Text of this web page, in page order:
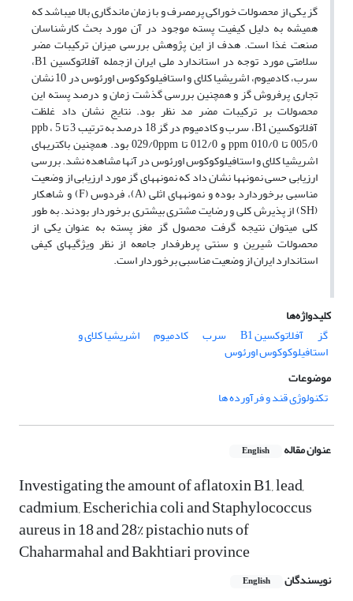
گز یکی از محصولات خوراکی پرمصرف و با زمان ماندگاری بالا می­باشد که
همیشه به دلیل کیفیت پسته موجود در آن مورد بحث کارشناسان
صنعت غذا است. هدف از این پژوهش بررسی میزان ترکیبات مضر
سلامتی مورد توجه در استاندارد ملی ایران ازجمله آفلاتوکسین B1،
سرب، کادمیوم، اشریشیا کلای و استافیلوکوکوس اورئوس در 10 نشان
تجاری پرفروش گز و همچنین بررسی گذشت زمان و درصد پسته این
محصولات بر ترکیبات مضر مد نظر بود. نتایج نشان داد غلظت
آفلاتوکسین B1، سرب و کادمیوم در گز 18 درصد به ترتیب 3 تا 5 ppb ،
005/0 تا 010/0 ppm و 012/0 تا 029/0ppm بود. همچنین باکتری­های
اشریشیا کلای و استافیلوکوکوس اورئوس در آن­ها مشاهده نشد. بررسی
ارزیابی حسی نمونه­ها نشان داد که نمونه­های گز مورد ارزیابی از وضعیت
مناسبی برخوردارد بوده و نمونه­های اثلی (A)، فردوس (F) و شاهکار
(SH) از پذیرش کلی و رضایت مشتری بیشتری برخوردار بودند. به طور
کلی می­توان نتیجه گرفت محصول گز مغز پسته به عنوان یکی از
محصولات شیرین و سنتی پرطرفدار جامعه از نظر ویژگی­های کیفی
استاندارد ایران از وضعیت مناسبی برخوردار است.
کلیدواژه‌ها
گز
آفلاتوکسین B1 سرب کادمیوم اشریشیا کلای و
استافیلوکوکوس اورئوس
موضوعات
تکنولوژی قند و فرآورده ها
عنوان مقاله English
Investigating the amount of aflatoxin B1, lead,
cadmium, Escherichia coli and Staphylococcus
aureus in 18 and 28% pistachio nuts of
Chaharmahal and Bakhtiari province
نویسندگان English